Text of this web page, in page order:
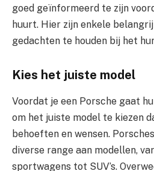
goed geïnformeerd te zijn
huurt. Hier zijn enkele
gedachten te houden bij het
Kies het juiste model
Voordat je een Porsche gaat
om het juiste model te kiezen
behoeften en wensen.
diverse range aan modellen,
sportwagens tot SUV’s.